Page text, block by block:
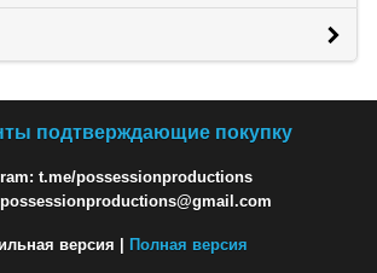
подтверждающие покупку
t.me/possessionproductions
версия | Полная версия